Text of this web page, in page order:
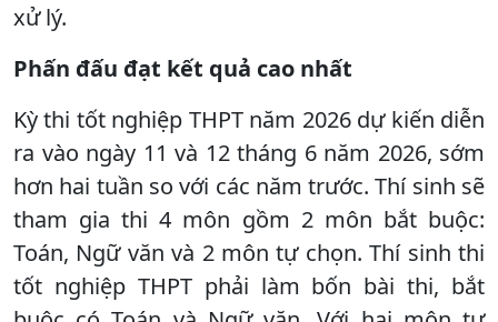
xử lý.
Phấn đấu đạt kết quả cao nhất
Kỳ thi tốt nghiệp THPT năm 2026 dự kiến diễn
ra vào ngày 11 và 12 tháng 6 năm 2026, sớm
hơn hai tuần so với các năm trước. Thí sinh sẽ
tham gia thi 4 môn gồm 2 môn bắt buộc:
Toán, Ngữ văn và 2 môn tự chọn. Thí sinh thi
tốt nghiệp THPT phải làm bốn bài thi, bắt